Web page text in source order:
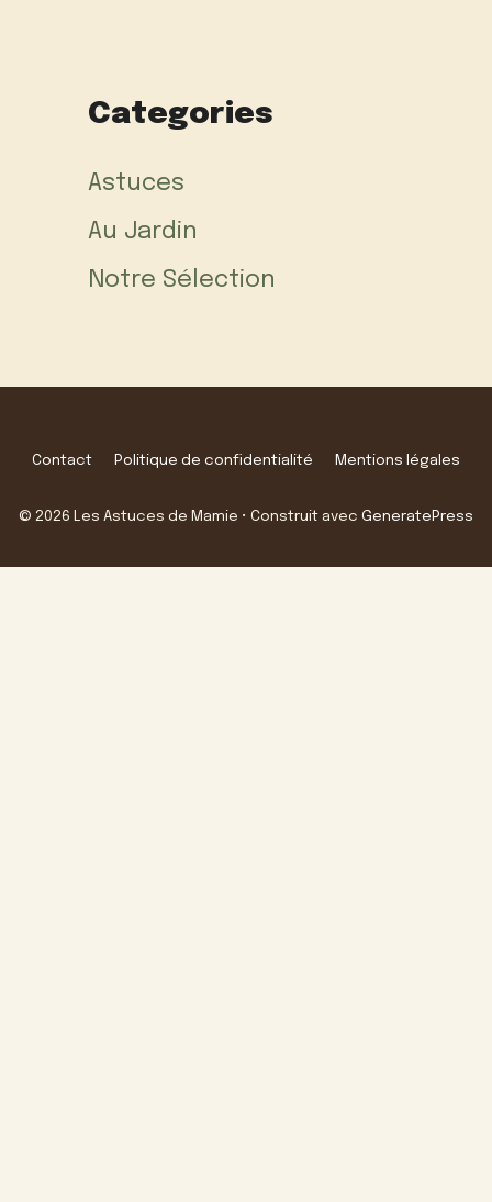
Categories
Astuces
Au Jardin
Notre Sélection
Contact Politique de confidentialité Mentions légales
© 2026 Les Astuces de Mamie • Construit avec GeneratePress